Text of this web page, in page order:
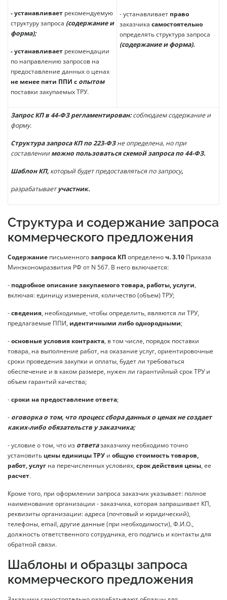
- устанавливает рекомендуемую
структуру запроса (содержание и
форма);
- устанавливает рекомендации
по направлению запросов на
предоставление данных о ценах
не менее пяти ППИ с опытом
поставки закупаемых ТРУ.
- устанавливает право
заказчика самостоятельно
определять структура запроса
(содержание и форма).
Запрос КП в 44-ФЗ регламентирован:соблюдаем содержание и
форму.
Структура запроса КП по 223-ФЗне определена, но при
составленииможно пользоваться схемой запроса по 44-ФЗ.
Шаблон КП, который будет предоставляться по запросу,
разрабатываетучастник.
Структура и содержание запроса
коммерческого предложения
Содержание письменногозапроса КП определеноч. 3.10 Приказа
Минэкономразвития РФ от N 567. В него включается:
- подробное описание закупаемого товара, работы, услуги,
включая: единицу измерения, количество (объем) ТРУ;
-сведения, необходимые, чтобы определить, являются ли ТРУ,
предлагаемые ППИ, идентичными либо однородными;
-основные условия контракта, в том числе, порядок поставки
товара, на выполнение работ, на оказание услуг, ориентировочные
сроки проведения закупки и оплаты, будет ли требоваться
обеспечение и в каком размере, нужен ли гарантийный срок ТРУ и
объем гарантий качества;
-сроки на предоставление ответа;
- оговорка о том, что процесс сбора данных о ценах не создает
каких-либо обязательств у заказчика;
- условие о том, что из ответазаказчику необходимо точно
установить цены единицы ТРУ и общую стоимость товаров,
работ, услуг на перечисленных условиях, срок действия цены, ее
расчет.
Кроме того, при оформлении запроса заказчик указывает: полное
наименование организации - заказчика, которая запрашивает КП,
реквизиты организации: адреса (почтовый и юридический),
телефоны, email, другие данные (при необходимости), Ф.И.О.,
должность ответственного сотрудника, его подпись и контакты для
обратной связи.
Шаблоны и образцы запроса
коммерческого предложения